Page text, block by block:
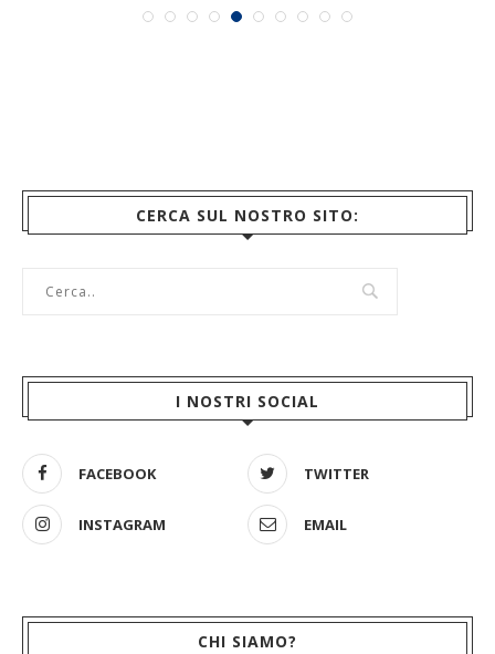
CERCA SUL NOSTRO SITO:
I NOSTRI SOCIAL
FACEBOOK TWITTER
INSTAGRAM EMAIL
CHI SIAMO?